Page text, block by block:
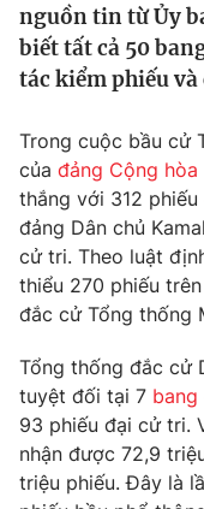
Thế giới
Tin tức
Thế giới đó đây
Câu chuyện quốc tế
Tài chính
Thị trường
Góc doanh nghiệp
Dữ liệu và đời
Truyền hình
Phim VTV
Nhân vật
Khán giả
Giải sao mai
Giải trí
Điện ảnh
Âm nhạc
Sao
Đời sống
Du lịch
Làm đẹp
Giáo dục
nguồn tin từ Ủy
biết tất cả 50
tác kiểm phiếu
Trong cuộc bầu cử
của đảng Cộng hòa
thắng với 312 phiếu
đảng Dân chủ
cử tri. Theo luật
thiểu 270 phiếu
đắc cử Tổng thống
Tổng thống đắc cử
tuyệt đối tại 7 bang
93 phiếu đại cử tri.
nhận được 72,9
triệu phiếu. Đây là